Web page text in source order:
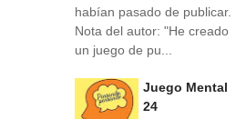
habían pasado de publicar.
Nota del autor: "He creado
un juego de pu...
Juego Mental
24